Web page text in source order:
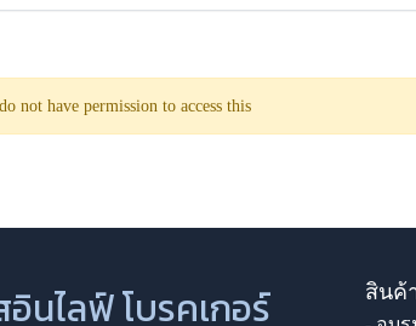
not have permission to access this
นไลฟ์ โบรคเกอร์ สินค้